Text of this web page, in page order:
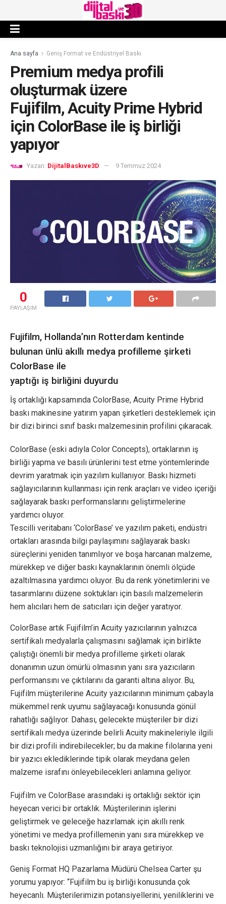
Ana sayfa Geniş Format ve Endüstriyel Baskı
Premium medya profili
oluşturmak üzere
Fujifilm, Acuity Prime Hybrid
için ColorBase ile iş birliği
yapıyor
Yazan: DijitalBaskıve3D 9 Temmuz 2024
0
PAYLAŞIM
Fujifilm, Hollanda’nın Rotterdam kentinde
bulunan ünlü akıllı medya profilleme şirketi
ColorBase ile
yaptığı iş birliğini duyurdu
İş ortaklığı kapsamında ColorBase, Acuity Prime Hybrid
baskı makinesine yatırım yapan şirketleri desteklemek için
bir dizi birinci sınıf baskı malzemesinin profilini çıkaracak.
ColorBase (eski adıyla Color Concepts), ortaklarının iş
birliği yapma ve basılı ürünlerini test etme yöntemlerinde
devrim yaratmak için yazılım kullanıyor. Baskı hizmeti
sağlayıcılarının kullanması için renk araçları ve video içeriği
sağlayarak baskı performanslarını geliştirmelerine
yardımcı oluyor.
Tescilli veritabanı ‘ColorBase’ ve yazılım paketi, endüstri
ortakları arasında bilgi paylaşımını sağlayarak baskı
süreçlerini yeniden tanımlıyor ve boşa harcanan malzeme,
mürekkep ve diğer baskı kaynaklarının önemli ölçüde
azaltılmasına yardımcı oluyor. Bu da renk yönetimlerini ve
tasarımlarını düzene soktukları için basılı malzemelerin
hem alıcıları hem de satıcıları için değer yaratıyor.
ColorBase artık Fujifilm’in Acuity yazıcılarının yalnızca
sertifikalı medyalarla çalışmasını sağlamak için birlikte
çalıştığı önemli bir medya profilleme şirketi olarak
donanımın uzun ömürlü olmasının yanı sıra yazıcıların
performansını ve çıktılarını da garanti altına alıyor. Bu,
Fujifilm müşterilerine Acuity yazıcılarının minimum çabayla
mükemmel renk uyumu sağlayacağı konusunda gönül
rahatlığı sağlıyor. Dahası, gelecekte müşteriler bir dizi
sertifikalı medya üzerinde belirli Acuity makineleriyle ilgili
bir dizi profili indirebilecekler; bu da makine filolarına yeni
bir yazıcı eklediklerinde tipik olarak meydana gelen
malzeme israfını önleyebilecekleri anlamına geliyor.
Fujifilm ve ColorBase arasındaki iş ortaklığı sektör için
heyecan verici bir ortaklık. Müşterilerinin işlerini
geliştirmek ve geleceğe hazırlamak için akıllı renk
yönetimi ve medya profillemenin yanı sıra mürekkep ve
baskı teknolojisi uzmanlığını bir araya getiriyor.
Geniş Format HQ Pazarlama Müdürü Chelsea Carter şu
yorumu yapıyor: “Fujifilm bu iş birliği konusunda çok
heyecanlı. Müşterilerimizin potansiyellerini, yeniliklerini ve